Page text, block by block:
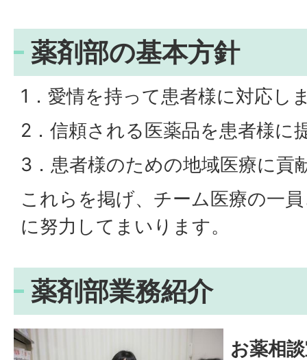
薬剤部の基本方針
1．愛情を持って患者様に対応し
2．信頼される医薬品を患者様に
3．患者様のための地域医療に貢
これらを掲げ、チーム医療の一
に努力してまいります。
薬剤部業務紹介
お薬相